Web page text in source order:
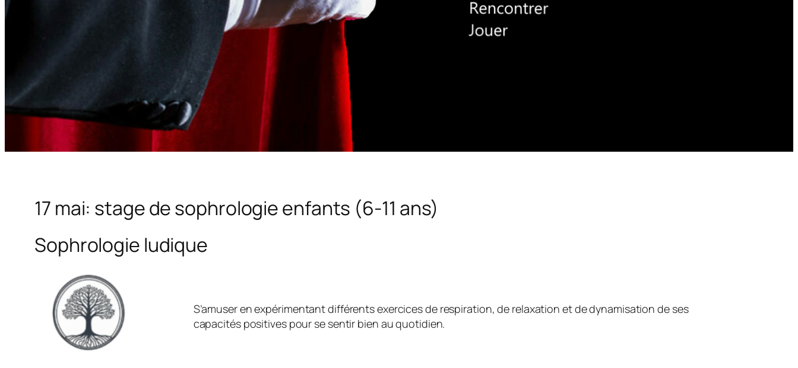
17 mai: stage de sophrologie enfants (6-11 ans)
Sophrologie ludique
S’amuser en expérimentant différents exercices de respiration, de relaxation et de dynamisation de ses
capacités positives pour se sentir bien au quotidien.